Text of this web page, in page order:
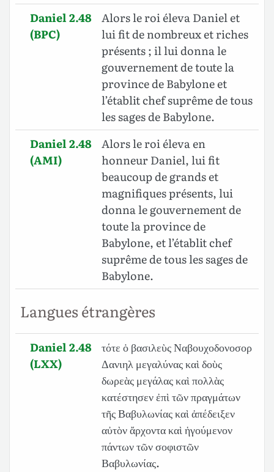
Daniel 2.48
(BPC)
Alors le roi éleva Daniel et
lui fit de nombreux et riches
présents ; il lui donna le
gouvernement de toute la
province de Babylone et
l’établit chef suprême de tous
les sages de Babylone.
Daniel 2.48
(AMI)
Alors le roi éleva en
honneur Daniel, lui fit
beaucoup de grands et
magnifiques présents, lui
donna le gouvernement de
toute la province de
Babylone, et l’établit chef
suprême de tous les sages de
Babylone.
Langues étrangères
Daniel 2.48
(LXX)
τότε ὁ βασιλεὺς Ναβουχοδονοσορ
Δανιηλ μεγαλύνας καὶ δοὺς
δωρεὰς μεγάλας καὶ πολλὰς
κατέστησεν ἐπὶ τῶν πραγμάτων
τῆς Βαβυλωνίας καὶ ἀπέδειξεν
αὐτὸν ἄρχοντα καὶ ἡγούμενον
πάντων τῶν σοφιστῶν
Βαβυλωνίας.